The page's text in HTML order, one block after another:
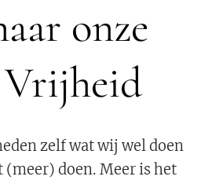
onze
Vrijheid
zelf wat wij wel doen
doen. Meer is het